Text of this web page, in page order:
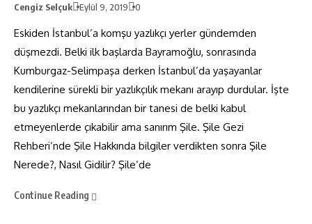
Cengiz Selçuk Eylül 9, 2019 0
Eskiden İstanbul’a komşu yazlıkçı yerler gündemden
düşmezdi. Belki ilk başlarda Bayramoğlu, sonrasında
Kumburgaz-Selimpaşa derken İstanbul’da yaşayanlar
kendilerine sürekli bir yazlıkçılık mekanı arayıp durdular. İşte
bu yazlıkçı mekanlarından bir tanesi de belki kabul
etmeyenlerde çıkabilir ama sanırım Şile. Şile Gezi
Rehberi‘nde Şile Hakkında bilgiler verdikten sonra Şile
Nerede?, Nasıl Gidilir? Şile’de
Continue Reading